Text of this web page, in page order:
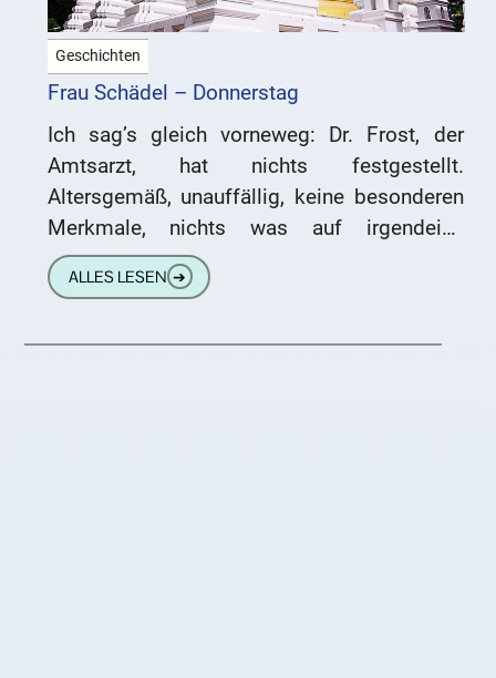
Geschichten
Frau Schädel – Donnerstag
Ich sag’s gleich vorneweg: Dr. Frost, der
Amtsarzt, hat nichts festgestellt.
Altersgemäß, unauffällig, keine besonderen
Merkmale, nichts was auf irgendeine
nichtnatürliche Todesursache hindeuten
würde. „Mal so unter uns, das geht
ALLES LESEN ➔